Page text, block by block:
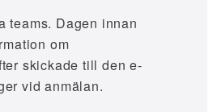
teams. Dagen innan
om
skickade till den e-
vid anmälan.